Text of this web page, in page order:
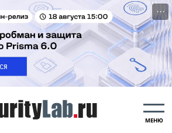
···
МЕНЮ